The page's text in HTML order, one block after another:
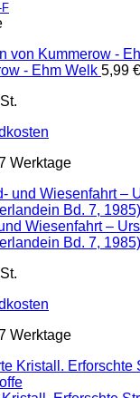
F
- Ehm Welk 5,99 €
Werktage
Wiesenfahrt –
Bd. 7, 1985)
Werktage